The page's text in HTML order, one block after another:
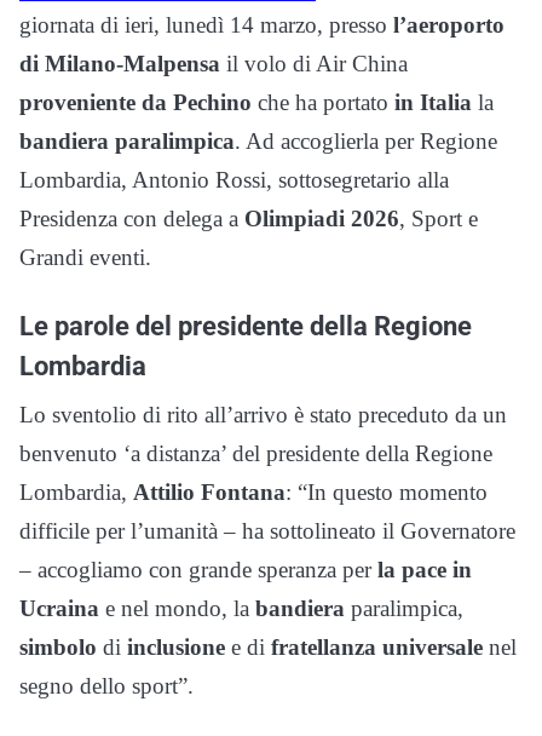
giornata di ieri, lunedì 14 marzo, presso l’aeroporto
di Milano-Malpensa il volo di Air China
proveniente da Pechino che ha portato in Italia la
bandiera paralimpica. Ad accoglierla per Regione
Lombardia, Antonio Rossi, sottosegretario alla
Presidenza con delega a Olimpiadi 2026, Sport e
Grandi eventi.
Le parole del presidente della Regione
Lombardia
Lo sventolio di rito all’arrivo è stato preceduto da un
benvenuto ‘a distanza’ del presidente della Regione
Lombardia, Attilio Fontana: “In questo momento
difficile per l’umanità – ha sottolineato il Governatore
– accogliamo con grande speranza perla pace in
Ucraina e nel mondo, la bandiera paralimpica,
simbolo di inclusione e di fratellanza universale nel
segno dello sport”.